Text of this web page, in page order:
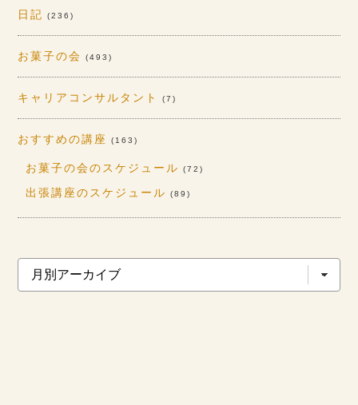
日記 (236)
お菓子の会 (493)
キャリアコンサルタント (7)
おすすめの講座 (163)
お菓子の会のスケジュール (72)
出張講座のスケジュール (89)